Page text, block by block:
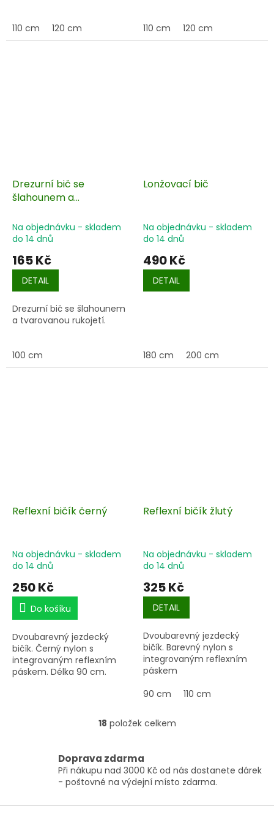
110 cm 120 cm 110 cm 120 cm
Drezurní bič se
šlahounem a
Na objednávku - skladem
do 14 dnů
165 Kč
DETAIL
Drezurní bič se šlahounem
a tvarovanou rukojetí.
100 cm
Lonžovací bič
Na objednávku - skladem
do 14 dnů
490 Kč
DETAIL
180 cm 200 cm
Reflexní bičík černý
Na objednávku - skladem
do 14 dnů
250 Kč
Do košíku
Dvoubarevný jezdecký
bičík. Černý nylon s
integrovaným reflexním
páskem. Délka 90 cm.
Reflexní bičík žlutý
Na objednávku - skladem
do 14 dnů
325 Kč
DETAIL
Dvoubarevný jezdecký
bičík. Barevný nylon s
integrovaným reflexním
páskem
90 cm
110 cm
O
á
d
a
í
18 položek celkem
Doprava zdarma
Při nákupu nad 3000 Kč od nás dostanete dárek
- poštovné na výdejní místo zdarma.
Z